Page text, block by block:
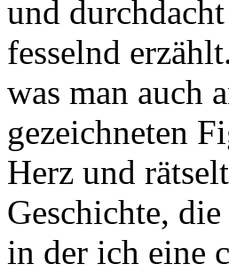
und
fesselnd
was man auch
gezeichneten
Herz und
Geschichte,
in der ich eine